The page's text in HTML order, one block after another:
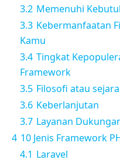
3.2 Memenuhi
3.3 Kebermanfaatan
Kamu
3.4 Tingkat
Framework
3.5 Filosofi atau
3.6 Keberlanjutan
3.7 Layanan
4 10 Jenis Framework
4.1 Laravel